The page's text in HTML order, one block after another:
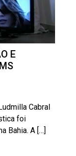
E
Cabral
foi
Bahia. A […]